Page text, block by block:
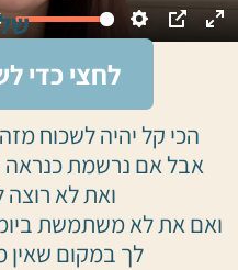
לחצי כדי
הכי קל יהיה לשכוח
אבל אם נרשמת כנראה
ואת לא
ואם את לא משתמשת
לך במקום